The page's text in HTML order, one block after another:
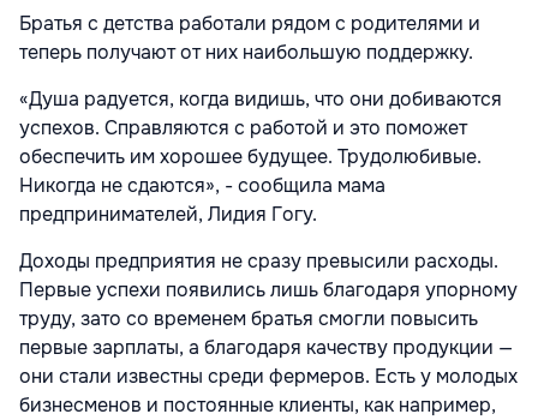
Братья с детства работали рядом с родителями и
теперь получают от них наибольшую поддержку.
«Душа радуется, когда видишь, что они добиваются
успехов. Справляются с работой и это поможет
обеспечить им хорошее будущее. Трудолюбивые.
Никогда не сдаются», - сообщила мама
предпринимателей, Лидия Гогу.
Доходы предприятия не сразу превысили расходы.
Первые успехи появились лишь благодаря упорному
труду, зато со временем братья смогли повысить
первые зарплаты, а благодаря качеству продукции —
они стали известны среди фермеров. Есть у молодых
бизнесменов и постоянные клиенты, как например,